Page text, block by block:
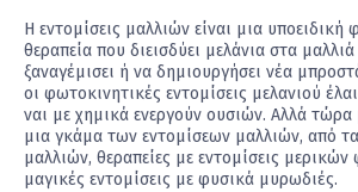
Η εντομίσεις μαλλιών είναι μια υποειδική
θεραπεία που διεισδύει μελάνια στα
ξαναγέμισει ή να δημιουργήσει νέα
οι φωτοκινητικές εντομίσεις μελανιού
ναι με χημικά ενεργούν ουσιών. Αλλά τώρα
μια γκάμα των εντομίσεων μαλλιών, από
μαλλιών, θεραπείες με εντομίσεις
μαγικές εντομίσεις με φυσικά μυρωδιές.